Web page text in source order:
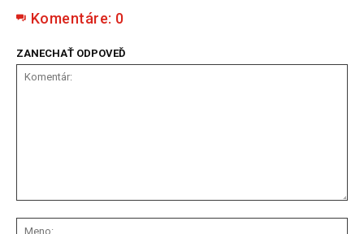
Komentáre: 0
ZANECHAŤ ODPOVEĎ